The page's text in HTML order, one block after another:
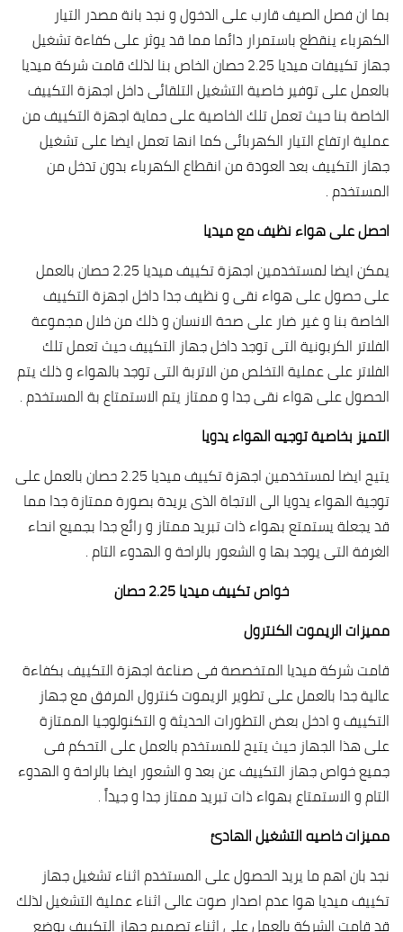
بما ان فصل الصيف قارب على الدخول و نجد بانة مصدر التيار
الكهرباء ينقطع باستمرار دائما مما قد يوثر على كفاءة تشغيل
جهاز تكييفات ميديا 2.25 حصان الخاص بنا لذلك قامت شركة ميديا
بالعمل على توفير خاصية التشغيل التلقائى داخل اجهزة التكييف
الخاصة بنا حيث تعمل تلك الخاصية على حماية اجهزة التكييف من
عملية ارتفاع التيار الكهربائى كما انها تعمل ايضا على تشغيل
جهاز التكييف بعد العودة من انقطاع الكهرباء بدون تدخل من
المستخدم .
احصل على هواء نظيف مع ميديا
يمكن ايضا لمستخدمين اجهزة تكييف ميديا 2.25 حصان بالعمل
على حصول على هواء نقى و نظيف جدا داخل اجهزة التكييف
الخاصة بنا و غير ضار على صحة الانسان و ذلك من خلال مجموعة
الفلاتر الكربونية التى توجد داخل جهاز التكييف حيث تعمل تلك
الفلاتر على عملية التخلص من الاتربة التى توجد بالهواء و ذلك يتم
الحصول على هواء نقى جدا و ممتاز يتم الاستمتاع بة المستخدم .
التميز بخاصية توجيه الهواء يدويا
يتيح ايضا لمستخدمين اجهزة تكييف ميديا 2.25 حصان بالعمل على
توجية الهواء يدويا الى الاتجاة الذى يريدة بصورة ممتازة جدا مما
قد يجعلة يستمتع بهواء ذات تبريد ممتاز و رائع جدا بجميع انحاء
الغرفة التى يوجد بها و الشعور بالراحة و الهدوء التام .
خواص تكييف ميديا 2.25 حصان
مميزات الريموت الكنترول
قامت شركة ميديا المتخصصة فى صناعة اجهزة التكييف بكفاءة
عالية جدا بالعمل على تطوير الريموت كنترول المرفق مع جهاز
التكييف و ادخل بعض التطورات الحديثة و التكنولوجيا الممتازة
على هذا الجهاز حيث يتيح للمستخدم بالعمل على التحكم فى
جميع خواص جهاز التكييف عن بعد و الشعور ايضا بالراحة و الهدوء
التام و الاستمتاع بهواء ذات تبريد ممتاز جدا و جيداً .
مميزات خاصيه التشغيل الهادئ
نجد بان اهم ما يريد الحصول على المستخدم اثناء تشغيل جهاز
تكييف ميديا هوا عدم اصدار صوت عالى اثناء عملية التشغيل لذلك
قد قامت الشركة بالعمل على اثناء تصميم جهاز التكييف بوضع